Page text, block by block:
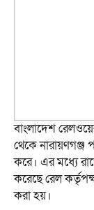
বাংলাদেশ
থেকে নারায়ণগঞ্জ
করে। এর মধ্যে
করেছে রেল
করা হয়।